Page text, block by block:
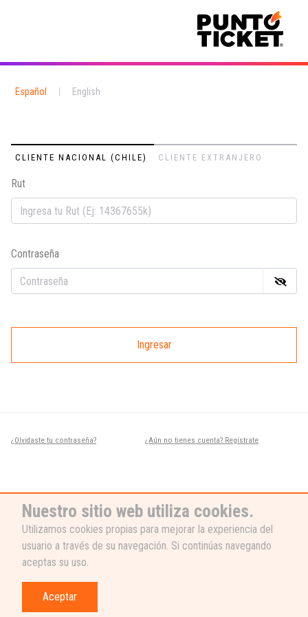
Español English
CLIENTE NACIONAL (CHILE) CLIENTE EXTRANJERO
Rut
Contraseña
Ingresar
¿Olvidaste tu contraseña? ¿Aún no tienes cuenta? Regístrate
Nuestro sitio web utiliza cookies.
Utilizamos cookies propias para mejorar la experiencia del
usuario a través de su navegación. Si continúas navegando
aceptas su uso.
Aceptar
¿NECESITAS AYUDA?
Nuestro equipo de soporte está listo